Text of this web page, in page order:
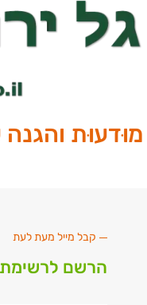
מוּדעוּת והגנה
קבל מייל מעת לעת
הרשם